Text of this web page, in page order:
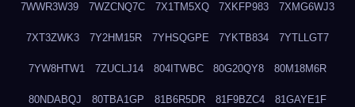
7WWR3W39 7WZCNQ7C 7X1TM5XQ 7XKFP983 7XMG6WJ3
7XT3ZWK3 7Y2HM15R 7YHSQGPE 7YKTB834 7YTLLGT7
7YW8HTW1 7ZUCLJ14 804ITWBC 80G20QY8 80M18M6R
80NDABQJ 80TBA1GP 81B6R5DR 81F9BZC4 81GAYE1F